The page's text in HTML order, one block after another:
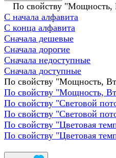
По свойству "Мощность,
С начала алфавита
С конца алфавита
Сначала дешевые
Сначала дорогие
Сначала недоступные
Сначала доступные
По свойству "Мощность,
По свойству "Мощность,
По свойству "Световой
По свойству "Световой
По свойству "Цветовая
По свойству "Цветовая